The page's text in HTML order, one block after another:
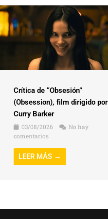
Crítica de “Obsesión”
(Obsession), film dirigido por
Curry Barker
03/08/2026
No hay
comentarios
LEER MÁS →